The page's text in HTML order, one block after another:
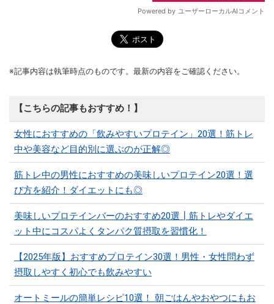
※記事内容は執筆時点のものです。最新の内容をご確認ください。
【こちらの記事もおすすめ！】
女性におすすめの「飲みやすいプロテイン」20選！筋トレ
中や美容など目的別に選ぶのが正解◎
筋トレ中の男性におすすめの美味しいプロテイン20選！選
び方を紹介！ダイエットにも◎
美味しいプロテインバーのおすすめ20選┃筋トレやダイエ
ット中にコスパよくタンパク質摂取を習慣化！
【2025年版】おすすめプロテイン30選！男性・女性問わず
摂取しやすく初心でも飲みやすい
オートミールの簡単レシピ10選！ 朝ごはんやおやつにもお